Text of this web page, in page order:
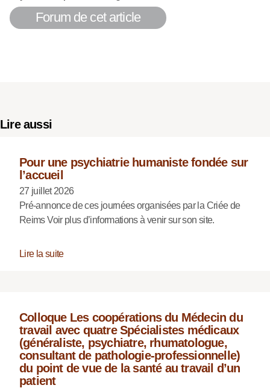
Forum de cet article
Lire aussi
Pour une psychiatrie humaniste fondée sur
l’accueil
27 juillet 2026
Pré-annonce de ces journées organisées par la Criée de
Reims Voir plus d’informations à venir sur son site.
Lire la suite
Colloque Les coopérations du Médecin du
travail avec quatre Spécialistes médicaux
(généraliste, psychiatre, rhumatologue,
consultant de pathologie-professionnelle)
du point de vue de la santé au travail d’un
patient